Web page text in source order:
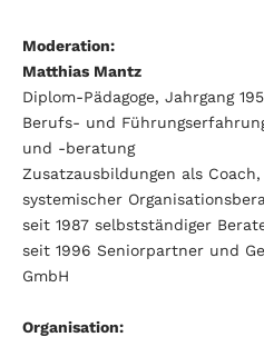
Moderation:
Matthias Mantz
Diplom-Pädagoge, Jahrgang
Berufs- und
und -beratung
Zusatzausbildungen als
systemischer
seit 1987 selbstständiger
seit 1996 Seniorpartner und
GmbH
Organisation: